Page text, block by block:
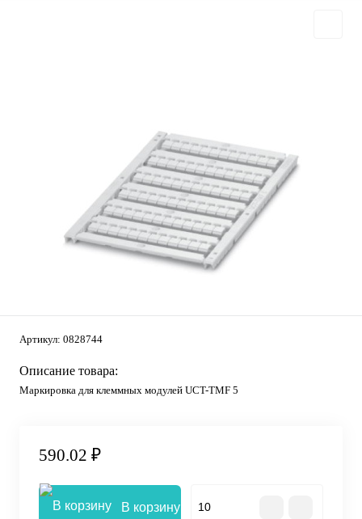
Артикул: 0828744
Описание товара:
Маркировка для клеммных модулей UCT-TMF 5
590.02 ₽
В корзину